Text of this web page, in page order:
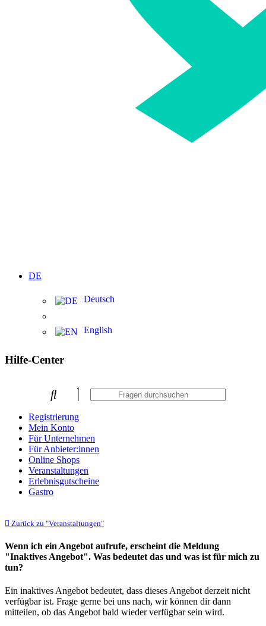
DE
Deutsch
English
Hilfe-Center
Registrierung
Mein Konto
Für Unternehmen
Für Anbieter:innen
Online Shops
Veranstaltungen
Erlebnisgutscheine
Gastro
Zurück zu "Veranstaltungen"
Wenn ich ein Angebot aufrufe, erscheint die Meldung
"Inaktives Angebot". Was bedeutet das und was ist für mich zu
tun?
Ein inaktives Angebot bedeutet, dass dieses Angebot derzeit nicht
verfügbar ist. Frage gerne bei uns nach, wir können dir dann
mitteilen, ob das Angebot bald wieder verfügbar sein wird.